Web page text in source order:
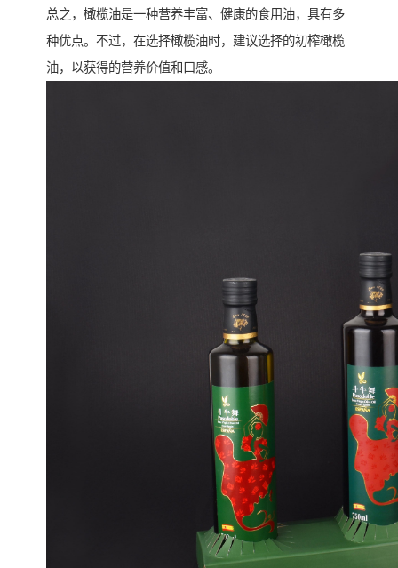
总之，橄榄油是一种营养丰富、健康的食用油，具有多
种优点。不过，在选择橄榄油时，建议选择的初榨橄榄
油，以获得的营养价值和口感。